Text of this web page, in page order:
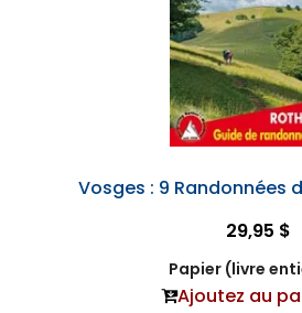
Vosges : 9 Randonnées
29,95 $
Papier (livre
Ajoutez au